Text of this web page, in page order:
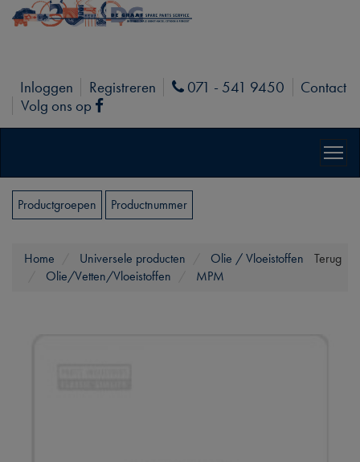
Inloggen Registreren Phone
071 - 541 9450
Contact
Volg ons op
Facebook
Productgroepen Productnummer
Terug
Home Universele producten
Olie / Vloeistoffen
Olie/Vetten/Vloeistoffen
MPM